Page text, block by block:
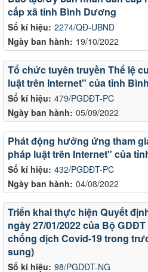
Số kí hiệu: 2274/QĐ-UBND
Ngày ban hành: 19/10/2022
cấp xã tỉnh Bình Dương
Số kí hiệu: 479/PGDĐT-PC
Ngày ban hành: 05/09/2022
Tổ chức tuyên truyền Thể lệ
luật trên Internet" của tỉnh
Số kí hiệu: 432/PGDĐT-PC
Ngày ban hành: 04/08/2022
Phát động hưởng ứng tham
pháp luật trên Internet" của
Số kí hiệu: 98/PGDĐT-NG
Triển khai thực hiện Quyết
ngày 27/01/2022 của Bộ
chống dịch Covid-19 trong
sung)